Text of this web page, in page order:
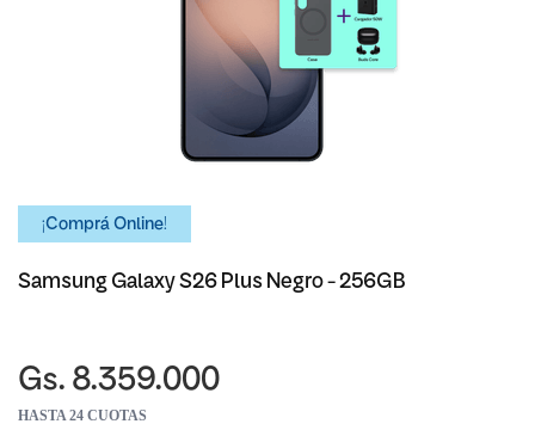
¡Comprá Online!
Samsung Galaxy S26 Plus Negro - 256GB
Gs. 8.359.000
HASTA 24 CUOTAS